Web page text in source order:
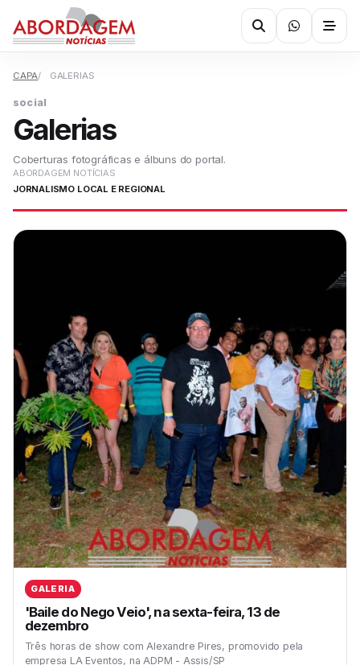
CAPA GALERIAS
social
Galerias
Coberturas fotográficas e álbuns do portal.
ABORDAGEM NOTÍCIAS
JORNALISMO LOCAL E REGIONAL
GALERIA
'Baile do Nego Veio', na sexta-feira, 13 de
dezembro
Três horas de show com Alexandre Pires, promovido pela
empresa LA Eventos, na ADPM - Assis/SP